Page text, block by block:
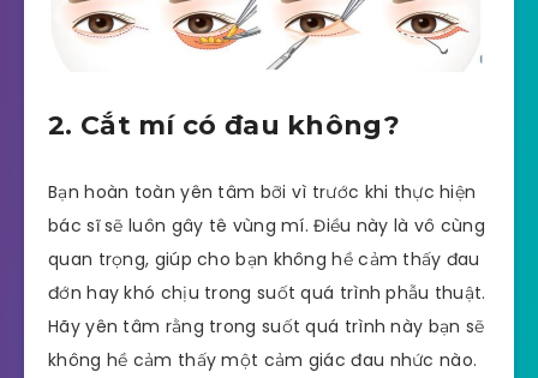
2. Cắt mí có đau không?
Bạn hoàn toàn yên tâm bỡi vì trước khi thực hiện
bác sĩ sẽ luôn gây tê vùng mí. Điều này là vô cùng
quan trọng, giúp cho bạn không hề cảm thấy đau
đớn hay khó chịu trong suốt quá trình phẫu thuật.
Hãy yên tâm rằng trong suốt quá trình này bạn sẽ
không hề cảm thấy một cảm giác đau nhức nào.